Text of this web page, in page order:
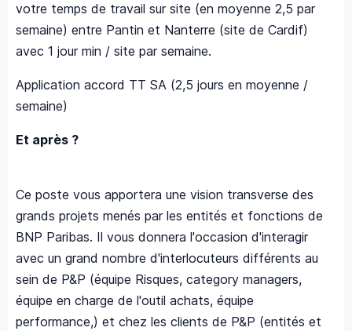
votre temps de travail sur site (en moyenne 2,5 par
semaine) entre Pantin et Nanterre (site de Cardif)
avec 1 jour min / site par semaine.
Application accord TT SA (2,5 jours en moyenne /
semaine)
Et après ?
Ce poste vous apportera une vision transverse des
grands projets menés par les entités et fonctions de
BNP Paribas. Il vous donnera l'occasion d'interagir
avec un grand nombre d'interlocuteurs différents au
sein de P&P (équipe Risques, category managers,
équipe en charge de l'outil achats, équipe
performance,) et chez les clients de P&P (entités et